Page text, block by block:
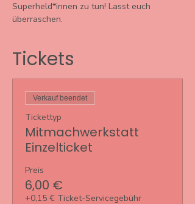
Superheld*innen zu tun! Lasst euch
überraschen.
Tickets
Verkauf beendet
Tickettyp
Mitmachwerkstatt
Einzelticket
Preis
6,00 €
+0,15 € Ticket-Servicegebühr